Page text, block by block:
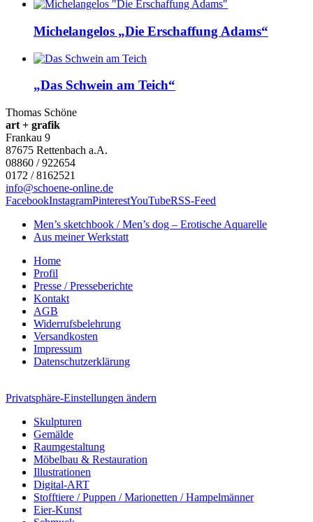
Michelangelos „Die Erschaffung Adams“
„Das Schwein am Teich“
Thomas Schöne
art + grafik
Frankau 9
87675 Rettenbach a.A.
08860 / 922654
0172 / 8162521
info@schoene-online.de
FacebookInstagramPinterestYouTubeRSS-Feed
Men’s sketchbook / Men’s dog – Erotische Aquarelle
Aus meiner Werkstatt
Home
Profil
Presse / Presseberichte
Kontakt
AGB
Widerrufsbelehrung
Versandkosten
Impressum
Datenschutzerklärung
Privatsphäre-Einstellungen ändern
Skulpturen
Gemälde
Raumgestaltung
Möbelbau & Restauration
Illustrationen
Digital-ART
Stofftiere / Puppen / Marionetten / Hampelmänner
Eier-Kunst